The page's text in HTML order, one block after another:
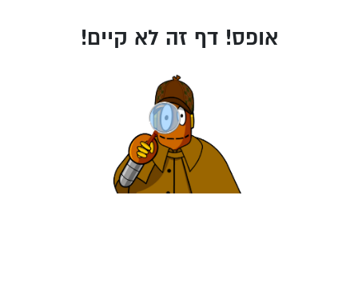
אופס! דף זה לא קיים!